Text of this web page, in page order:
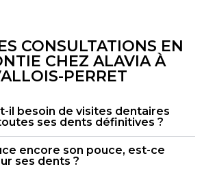
CONSULTATIONS EN
CHEZ ALAVIA À
PERRET
il besoin de visites dentaires
ses dents définitives ?
encore son pouce, est-ce
ses dents ?